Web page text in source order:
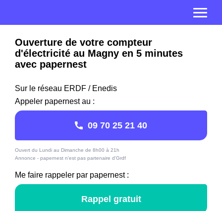
Ouverture de votre compteur
d'électricité au Magny en 5 minutes
avec papernest
Sur le réseau ERDF / Enedis
Appeler papernest au :
09 70 25 21 40
Ouvert du Lundi au Dimanche de 8h00 à 21h
Annonce - papernest n'est pas partenaire d'Grdf
Me faire rappeler par papernest :
Rappel gratuit